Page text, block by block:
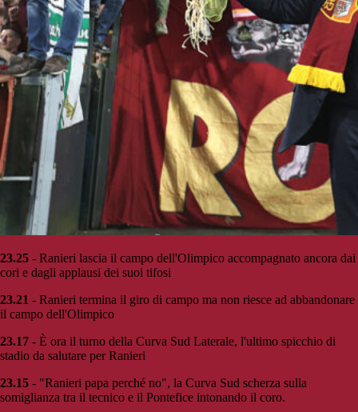
23.25 - Ranieri lascia il campo dell'Olimpico accompagnato ancora dai
cori e dagli applausi dei suoi tifosi
23.21 - Ranieri termina il giro di campo ma non riesce ad abbandonare
il campo dell'Olimpico
23.17 - È ora il turno della Curva Sud Laterale, l'ultimo spicchio di
stadio da salutare per Ranieri
23.15 - "Ranieri papa perché no", la Curva Sud scherza sulla
somiglianza tra il tecnico e il Pontefice intonando il coro.